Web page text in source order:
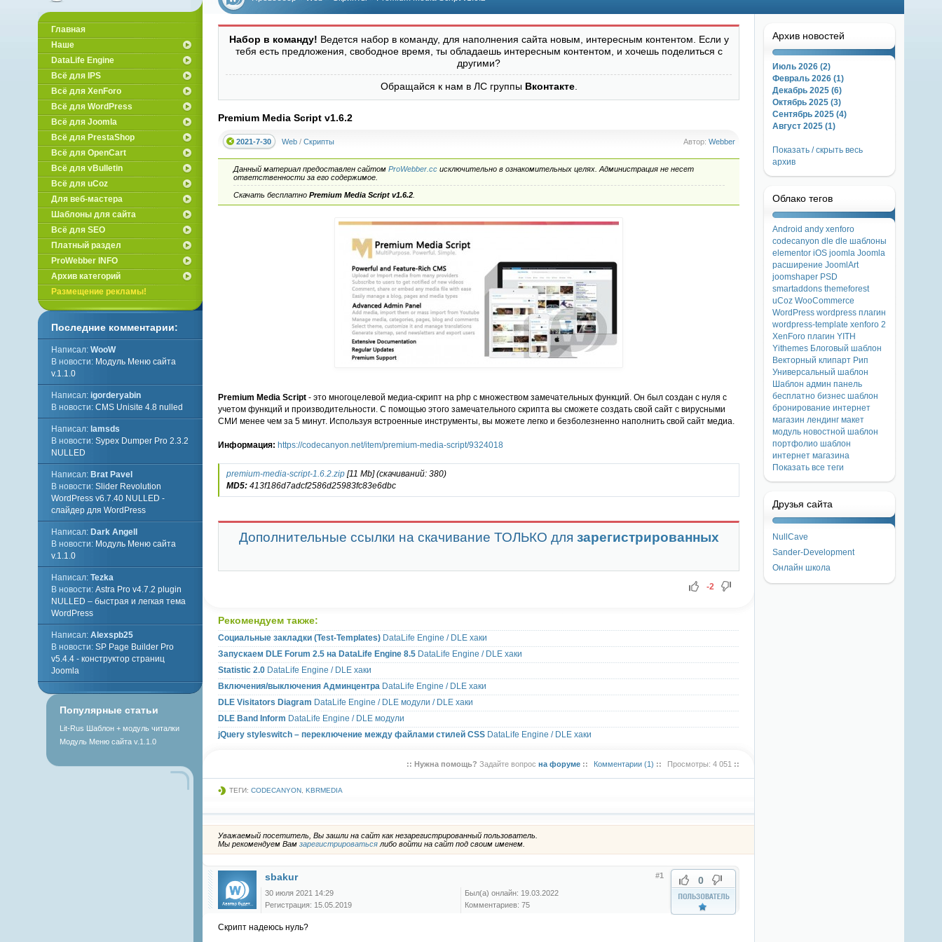
вебмастеров
Набор в команду! Ведется набор в команду, для наполнения сайта новым, интересным контентом. Если у
тебя есть предложения, свободное время, ты обладаешь интересным контентом, и хочешь поделиться с
другими?
Обращайся к нам в ЛС группы Вконтакте.
Premium Media Script v1.6.2
Автор:Webber
2021-7-30 Web/ Скрипты
Данный материал предоставлен сайтом ProWebber.ccисключительно в ознакомительных целях. Администрация не несет
ответственности за его содержимое.
Скачать бесплатно Premium Media Script v1.6.2.
Premium Media Script- это многоцелевой медиа-скрипт на php с множеством замечательных функций. Он был создан с нуля с
учетом функций и производительности. С помощью этого замечательного скрипта вы сможете создать свой сайт с вирусными
СМИ менее чем за 5 минут. Используя встроенные инструменты, вы можете легко и безболезненно наполнить свой сайт медиа.
Информация: https://codecanyon.net/item/premium-media-script/9324018
premium-media-script-1.6.2.zip[11 Mb] (cкачиваний: 380)
MD5:413f186d7adcf2586d25983fc83e6dbc
Дополнительные ссылки на скачивание ТОЛЬКО для зарегистрированных
-2
Рекомендуем также:
Социальные закладки (Test-Templates) DataLife Engine / DLE хаки
Запускаем DLE Forum 2.5 на DataLife Engine 8.5 DataLife Engine / DLE хаки
Statistic 2.0 DataLife Engine / DLE хаки
Включения/выключения Админцентра DataLife Engine / DLE хаки
DLE Visitators Diagram DataLife Engine / DLE модули / DLE хаки
DLE Band Inform DataLife Engine / DLE модули
jQuery styleswitch – переключение между файлами стилей CSS DataLife Engine / DLE хаки
Просмотры: 4 051 ::
Комментарии (1) ::
::Нужна помощь? Задайте вопросна форуме ::
ТЕГИ: CODECANYON, KBRMEDIA
Уважаемый посетитель, Вы зашли на сайт как незарегистрированный пользователь.
Мы рекомендуем Вам зарегистрироватьсялибо войти на сайт под своим именем.
#1
sbakur
30 июля 2021 14:29
Регистрация: 15.05.2019
Был(а) онлайн: 19.03.2022
Комментариев: 75
0
Скрипт надеюсь нуль?
Архив новостей
Июль 2026 (2)
Февраль 2026 (1)
Декабрь 2025 (6)
Октябрь 2025 (3)
Сентябрь 2025 (4)
Август 2025 (1)
Показать / скрыть весь
архив
Облако тегов
Android andy xenforo
codecanyon dle dle шаблоны
elementor iOS joomla Joomla
расширение JoomlArt
joomshaper PSD
smartaddons themeforest
uCoz WooCommerce
WordPress wordpress плагин
wordpress-template xenforo 2
XenForo плагин YITH
Yithemes Блоговый шаблон
Векторный клипарт Рип
Универсальный шаблон
Шаблон админ панель
бесплатно бизнес шаблон
бронирование интернет
магазин лендинг макет
модуль новостной шаблон
портфолио шаблон
интернет магазина
Показать все теги
Друзья сайта
NullCave
Sander-Development
Онлайн школа
Главная
Наше
DataLife Engine
Всё для IPS
Всё для XenForo
Всё для WordPress
Всё для Joomla
Всё для PrestaShop
Всё для OpenCart
Всё для vBulletin
Всё для uCoz
Для веб-мастера
Шаблоны для сайта
Всё для SEO
Платный раздел
ProWebber INFO
Архив категорий
Размещение рекламы!
Последние комментарии:
Написал: WooW
В новости: Модуль Меню сайта
v.1.1.0
Написал: igorderyabin
В новости: CMS Unisite 4.8 nulled
Написал: lamsds
В новости: Sypex Dumper Pro 2.3.2
NULLED
Написал: Brat Pavel
В новости: Slider Revolution
WordPress v6.7.40 NULLED -
слайдер для WordPress
Написал: Dark Angell
В новости: Модуль Меню сайта
v.1.1.0
Написал: Tezka
В новости: Astra Pro v4.7.2 plugin
NULLED – быстрая и легкая тема
WordPress
Написал: Alexspb25
В новости: SP Page Builder Pro
v5.4.4 - конструктор страниц
Joomla
Популярные статьи
Lit-Rus Шаблон + модуль читалки
Модуль Меню сайта v.1.1.0